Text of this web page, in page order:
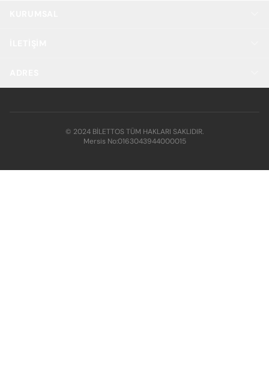
© 2024 BİLETTOS TÜM HAKLARI SAKLIDIR.
Mersis No:0163043944000015